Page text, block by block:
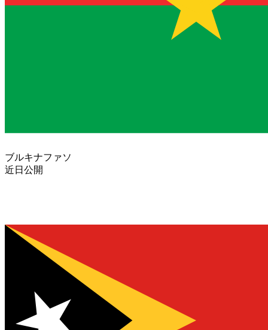
ブルキナファソ
近日公開